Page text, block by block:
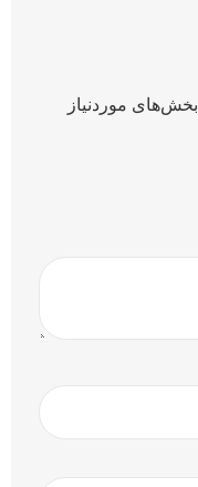
بخش‌های موردنیاز